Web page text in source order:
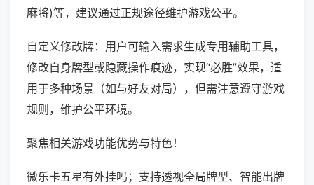
麻将)等，建议通过正规途径维护游戏公平。
自定义修改牌：用户可输入需求生成专用辅助工具，
修改自身牌型或隐藏操作痕迹，实现“必胜”效果，适
用于多种场景（如与好友对局），但需注意遵守游戏
规则，维护公平环境。
聚焦相关游戏功能优势与特色！
微乐卡五星有外挂吗；支持透视全局牌型、智能出牌